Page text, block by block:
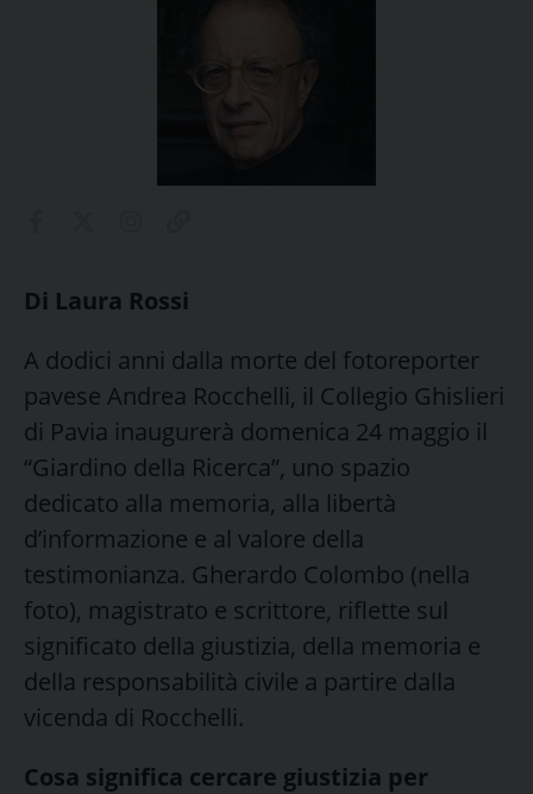
Di Laura Rossi
A dodici anni dalla morte del fotoreporter
pavese Andrea Rocchelli, il Collegio Ghislieri
di Pavia inaugurerà domenica 24 maggio il
“Giardino della Ricerca”, uno spazio
dedicato alla memoria, alla libertà
d’informazione e al valore della
testimonianza. Gherardo Colombo (nella
foto), magistrato e scrittore, riflette sul
significato della giustizia, della memoria e
della responsabilità civile a partire dalla
vicenda di Rocchelli.
Cosa significa cercare giustizia per